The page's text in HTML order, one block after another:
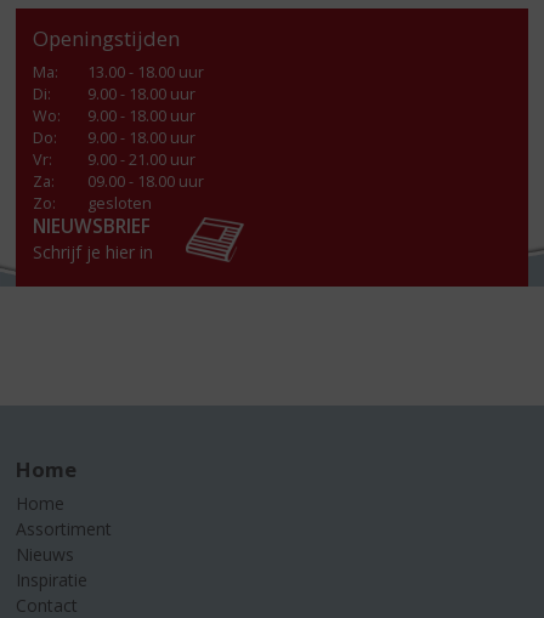
Openingstijden
Ma:
13.00 - 18.00 uur
Di:
9.00 - 18.00 uur
Wo:
9.00 - 18.00 uur
Do:
9.00 - 18.00 uur
Vr:
9.00 - 21.00 uur
Za:
09.00 - 18.00 uur
Zo:
gesloten
NIEUWSBRIEF
Schrijf je hier in
Home
Home
Assortiment
Nieuws
Inspiratie
Contact